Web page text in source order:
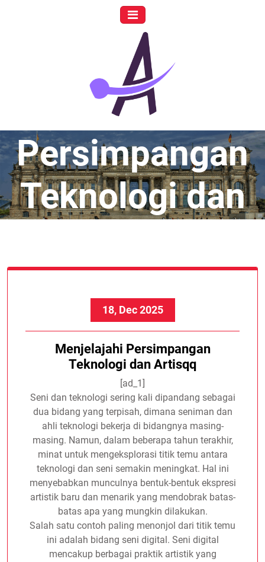
Menjelajahi
Persimpangan
Teknologi dan
18, Dec 2025
Menjelajahi Persimpangan
Teknologi dan Artisqq
[ad_1]
Seni dan teknologi sering kali dipandang sebagai
dua bidang yang terpisah, dimana seniman dan
ahli teknologi bekerja di bidangnya masing-
masing. Namun, dalam beberapa tahun terakhir,
minat untuk mengeksplorasi titik temu antara
teknologi dan seni semakin meningkat. Hal ini
menyebabkan munculnya bentuk-bentuk ekspresi
artistik baru dan menarik yang mendobrak batas-
batas apa yang mungkin dilakukan.
Salah satu contoh paling menonjol dari titik temu
ini adalah bidang seni digital. Seni digital
mencakup berbagai praktik artistik yang